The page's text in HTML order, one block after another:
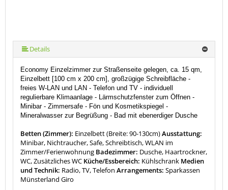
Details
Economy Einzelzimmer zur Straßenseite gelegen, ca. 15 qm,
Einzelbett [100 cm x 200 cm], großzügige Schreibfläche -
freies W-LAN und LAN - Telefon und TV - individuell
regulierbare Klimaanlage - Lärmschutzfenster zum Öffnen -
Minibar - Zimmersafe - Fön und Kosmetikspiegel -
Mineralwasser zur Begrüßung - Bad mit ebenerdiger Dusche
Betten (Zimmer): Einzelbett (Breite: 90-130cm)Ausstattung:
Minibar, Nichtraucher, Safe, Schreibtisch, WLAN im
Zimmer/Ferienwohnung Badezimmer: Dusche, Haartrockner,
WC, Zusätzliches WC Küche/Essbereich: Kühlschrank Medien
und Technik: Radio, TV, Telefon Arrangements: Sparkassen
Münsterland Giro